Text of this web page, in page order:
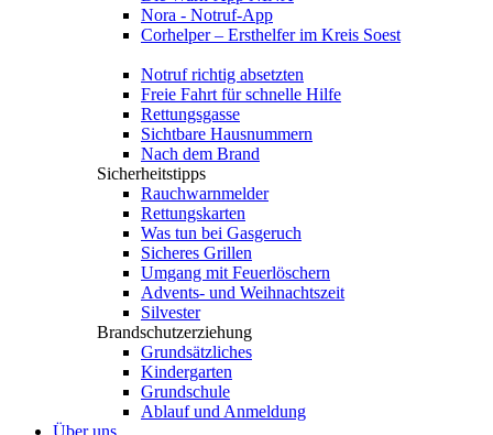
Nora - Notruf-App
Corhelper – Ersthelfer im Kreis Soest
Notruf richtig absetzten
Freie Fahrt für schnelle Hilfe
Rettungsgasse
Sichtbare Hausnummern
Nach dem Brand
Sicherheitstipps
Rauchwarnmelder
Rettungskarten
Was tun bei Gasgeruch
Sicheres Grillen
Umgang mit Feuerlöschern
Advents- und Weihnachtszeit
Silvester
Brandschutzerziehung
Grundsätzliches
Kindergarten
Grundschule
Ablauf und Anmeldung
Über uns